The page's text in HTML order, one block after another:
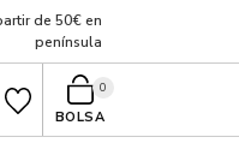
de 50€ en
península
BOLSA
0